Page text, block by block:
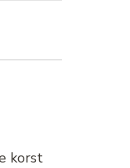
korst